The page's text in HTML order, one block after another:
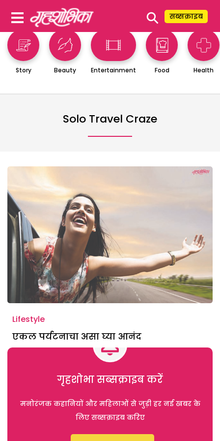
⚲ सब्सक्राइब
Story Beauty Entertainment Food Health
Solo Travel Craze
Lifestyle
एकल पर्यटनाचा असा घ्या आनंद
गृहशोभा सब्सक्राइब करें
मनोरंजक कहानियों और महिलाओं से जुड़ी हर नई खबर के
लिए सब्सक्राइब करिए